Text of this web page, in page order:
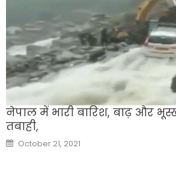
नेपाल में भारी बारिश, बाढ़ और
तबाही,
Posted
on
October 21, 2021